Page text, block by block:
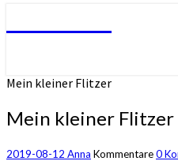
Mein kleiner Flitzer
Mein kleiner Flitzer
2019-08-12 Anna Kommentare0